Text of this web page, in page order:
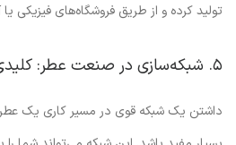
تولید کرده و از طریق فروشگاه‌های فیزیکی
۵. شبکه‌سازی در صنعت عطر: کلیدی برای پیشرفت حرفه‌ای